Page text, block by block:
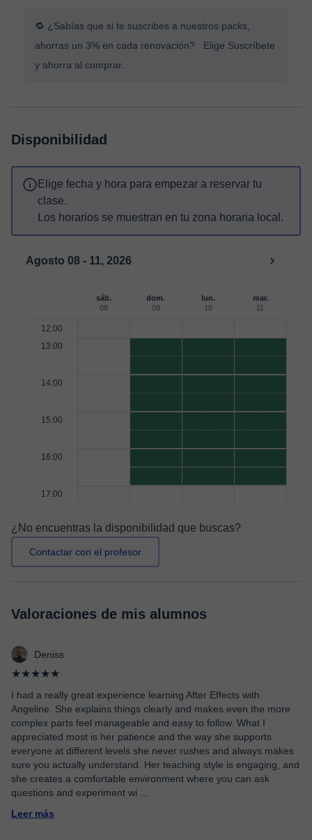
🔁 ¿Sabías que si te suscribes a nuestros packs,
ahorras un 3% en cada renovación? Elige Suscríbete
y ahorra al comprar.
Disponibilidad
Elige fecha y hora para empezar a reservar tu
clase.
Los horarios se muestran en tu zona horaria local.
Agosto 08 - 11, 2026
sáb.
08
dom.
09
lun.
10
mar.
11
12:00
13:00
14:00
15:00
16:00
17:00
¿No encuentras la disponibilidad que buscas?
Contactar con el profesor
Valoraciones de mis alumnos
Deniss
★★★★★
I had a really great experience learning After Effects with
Angeline. She explains things clearly and makes even the more
complex parts feel manageable and easy to follow. What I
appreciated most is her patience and the way she supports
everyone at different levels she never rushes and always makes
sure you actually understand. Her teaching style is engaging, and
she creates a comfortable environment where you can ask
questions and experiment wi
Leer más